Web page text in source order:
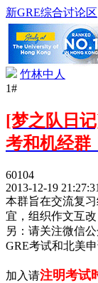
新GRE综合讨论区
竹林中人
1#
[梦之队日
考和机经群
60104
2013-12-19 21:27:31
本群旨在交流复
宜，组织作文互改
另：请关注微信
GRE考试和北美
加入请注明考试